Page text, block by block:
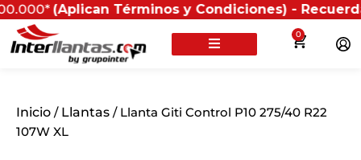
(Aplican Términos y Condiciones) - Recuerda
0
Inicio / Llantas / Llanta Giti Control P10 275/40 R22
107W XL